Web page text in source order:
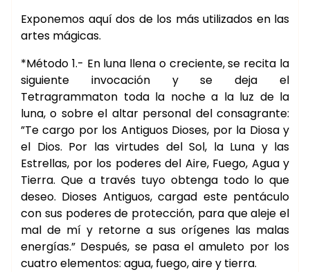
Exponemos aquí dos de los más utilizados en las
artes mágicas.
*Método 1.- En luna llena o creciente, se recita la
siguiente invocación y se deja el
Tetragrammaton toda la noche a la luz de la
luna, o sobre el altar personal del consagrante:
”Te cargo por los Antiguos Dioses, por la Diosa y
el Dios. Por las virtudes del Sol, la Luna y las
Estrellas, por los poderes del Aire, Fuego, Agua y
Tierra. Que a través tuyo obtenga todo lo que
deseo. Dioses Antiguos, cargad este pentáculo
con sus poderes de protección, para que aleje el
mal de mí y retorne a sus orígenes las malas
energías.” Después, se pasa el amuleto por los
cuatro elementos: agua, fuego, aire y tierra.